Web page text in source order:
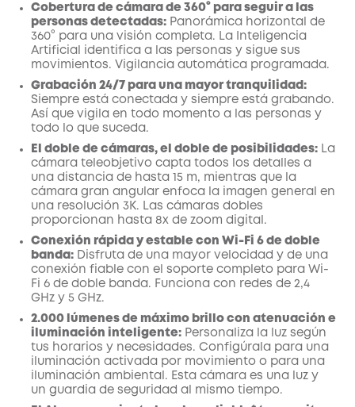
Cobertura de cámara de 360° para seguir a las
personas detectadas: Panorámica horizontal de
360° para una visión completa. La Inteligencia
Artificial identifica a las personas y sigue sus
movimientos. Vigilancia automática programada.
Grabación 24/7 para una mayor tranquilidad:
Siempre está conectada y siempre está grabando.
Así que vigila en todo momento a las personas y
todo lo que suceda.
El doble de cámaras, el doble de posibilidades: La
cámara teleobjetivo capta todos los detalles a
una distancia de hasta 15 m, mientras que la
cámara gran angular enfoca la imagen general en
una resolución 3K. Las cámaras dobles
proporcionan hasta 8x de zoom digital.
Conexión rápida y estable con Wi-Fi 6 de doble
banda: Disfruta de una mayor velocidad y de una
conexión fiable con el soporte completo para Wi-
Fi 6 de doble banda. Funciona con redes de 2,4
GHz y 5 GHz.
2.000 lúmenes de máximo brillo con atenuación e
iluminación inteligente: Personaliza la luz según
tus horarios y necesidades. Configúrala para una
iluminación activada por movimiento o para una
iluminación ambiental. Esta cámara es una luz y
un guardia de seguridad al mismo tiempo.